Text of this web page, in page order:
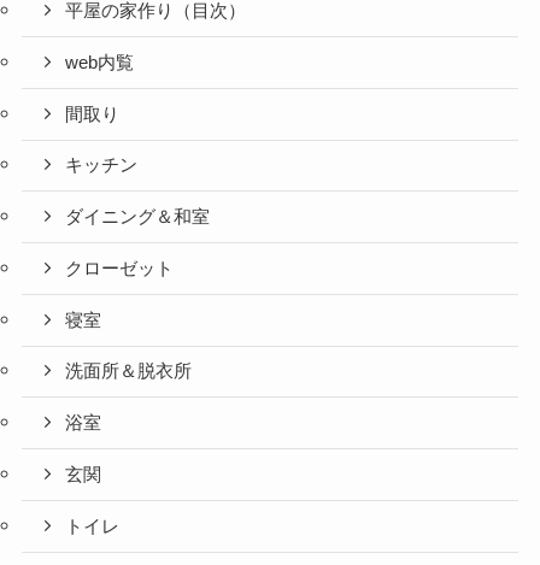
平屋の家作り（目次）
web内覧
間取り
キッチン
ダイニング＆和室
クローゼット
寝室
洗面所＆脱衣所
浴室
玄関
トイレ